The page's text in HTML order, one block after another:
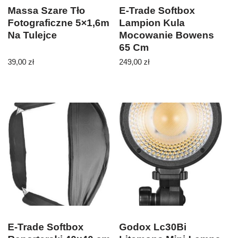
Massa Szare Tło
Fotograficzne 5×1,6m
Na Tulejce
39,00 zł
E-Trade Softbox
Lampion Kula
Mocowanie Bowens
65 Cm
249,00zł
E-Trade Softbox
Godox Lc30Bi